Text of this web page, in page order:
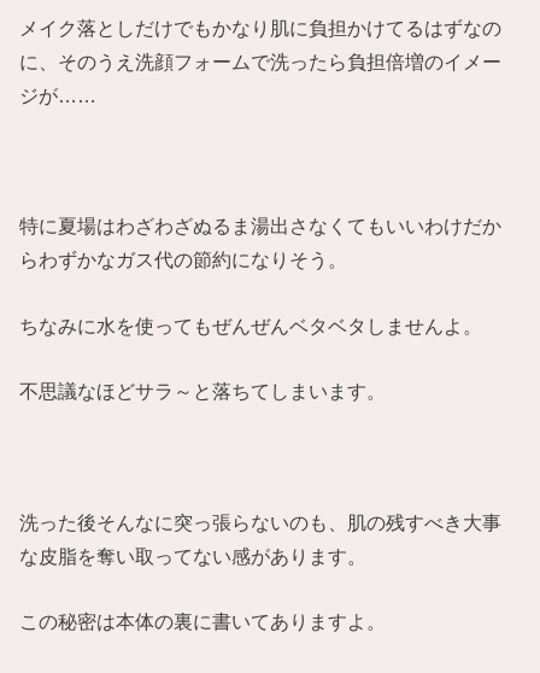
メイク落としだけでもかなり肌に負担かけてるはずなの
に、そのうえ洗顔フォームで洗ったら負担倍増のイメー
ジが……
特に夏場はわざわざぬるま湯出さなくてもいいわけだか
らわずかなガス代の節約になりそう。
ちなみに水を使ってもぜんぜんベタベタしませんよ。
不思議なほどサラ～と落ちてしまいます。
洗った後そんなに突っ張らないのも、肌の残すべき大事
な皮脂を奪い取ってない感があります。
この秘密は本体の裏に書いてありますよ。